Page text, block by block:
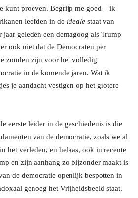
kunt proeven. Begrijp me goed – ik
leefden in de ideale staat van
geleden een demagoog als Trump
ook niet dat de Democraten per
zouden zijn voor het volledig
in de komende jaren. Wat ik
je aandacht vestigen op het grotere
eerste leider in de geschiedenis is die
van de democratie, zoals we al
het verleden, en helaas, ook in recente
en zijn aanhang zo bijzonder maakt is
de democratie openlijk bespotten in
genoeg het Vrijheidsbeeld staat.